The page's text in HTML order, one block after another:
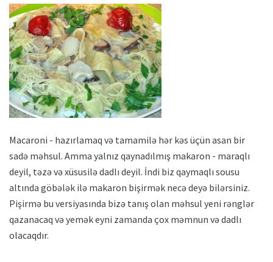
Macaroni - hazırlamaq və tamamilə hər kəs üçün asan bir
sadə məhsul. Amma yalnız qaynadılmış makaron - maraqlı
deyil, təzə və xüsusilə dadlı deyil. İndi biz qaymaqlı sousu
altında göbələk ilə makaron bişirmək necə deyə bilərsiniz.
Pişirmə bu versiyasında bizə tanış olan məhsul yeni rənglər
qazanacaq və yemək eyni zamanda çox məmnun və dadlı
olacaqdır.